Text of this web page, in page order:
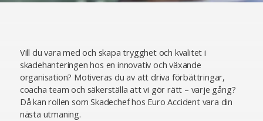
Vill du vara med och skapa trygghet och kvalitet i
skadehanteringen hos en innovativ och växande
organisation? Motiveras du av att driva förbättringar,
coacha team och säkerställa att vi gör rätt – varje gång?
Då kan rollen som Skadechef hos Euro Accident vara din
nästa utmaning.